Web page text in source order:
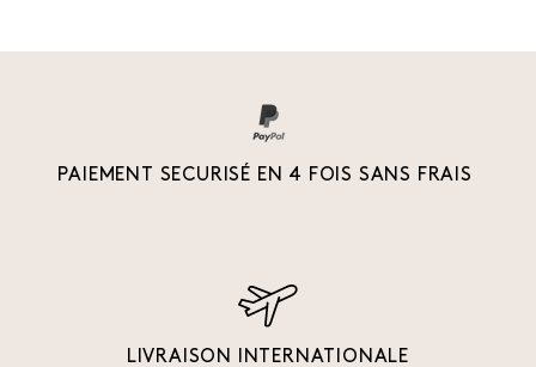
PAIEMENT SECURISÉ EN 4 FOIS SANS FRAIS
LIVRAISON INTERNATIONALE